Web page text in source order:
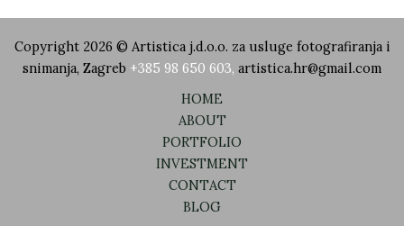
Copyright 2026 © Artistica j.d.o.o. za usluge fotografiranja i
snimanja, Zagreb +385 98 650 603, artistica.hr@gmail.com
HOME
ABOUT
PORTFOLIO
INVESTMENT
CONTACT
BLOG